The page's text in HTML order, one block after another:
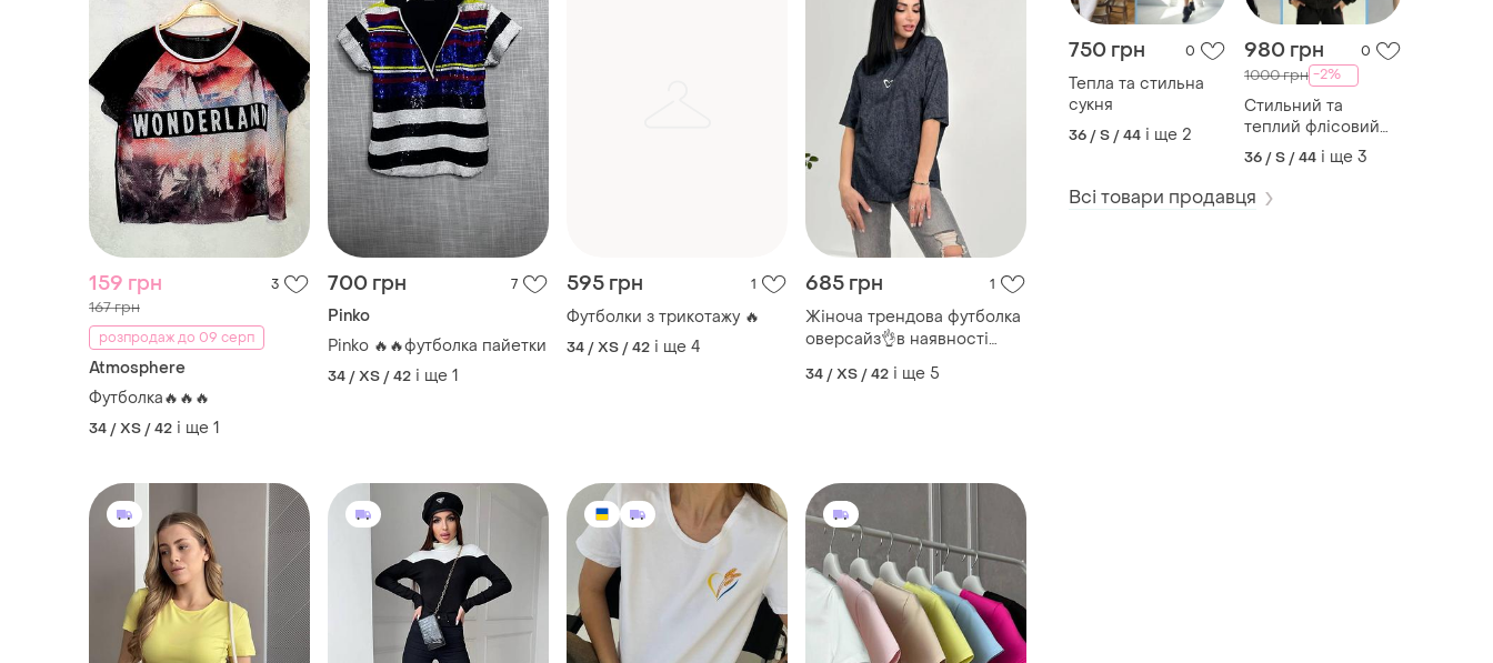
750 грн 0
Тепла та стильна
сукня
36 / S / 44 і ще 2
980 грн 0
1000 грн -2%
Стильний та
теплий флісовий
костюм
36 / S / 44 і ще 3
Всі товари продавця
159 грн 3
167 грн
розпродаж до 09 серп
Atmosphere
Футболка🔥🔥🔥
34 / XS / 42 і ще 1
700 грн 7
Pinko
Pinko 🔥🔥футболка пайетки
34 / XS / 42 і ще 1
595 грн 1
Футболки з трикотажу 🔥
34 / XS / 42 і ще 4
685 грн 1
Жіноча трендова футболка
оверсайз👌в наявності
також великі розміри 🔥
34 / XS / 42 і ще 5